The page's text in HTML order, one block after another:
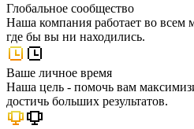
Глобальное сообщество
Наша компания работает во всем
где бы вы ни находились.
Ваше личное время
Наша цель - помочь вам
достичь больших результатов.